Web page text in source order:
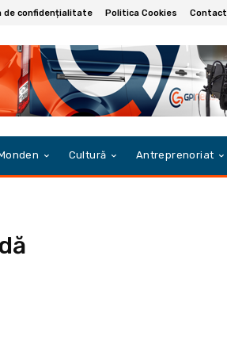
de confidențialitate Politica Cookies Contact
Cultură Antreprenoriat